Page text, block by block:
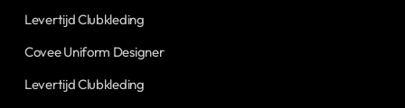
Levertijd Clubkleding
Covee Uniform Designer
Levertijd Clubkleding